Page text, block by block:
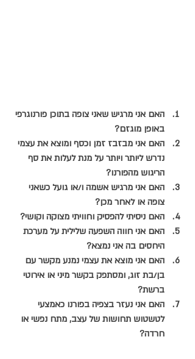
האם אני מרגיש שאני צופה בתוכן פורנוגרפי
באופן מוגזם?
האם אני מבזבז זמן וכסף ומוצא את עצמי
נדרש ליותר ויותר על מנת לעלות את סף
הריגוש מהפורנו?
האם אני מרגיש אשמה ו/או גועל כשאני
צופה או לאחר מכן?
האם ניסיתי להפסיק וחוויתי מצוקה וקושי?
האם אני חווה השפעה שלילית על מערכת
היחסים בה אני נמצא?
האם אני מוצא את עצמי נמנע מקשר עם
בן/בת זוג, ומסתפק בקשר מיני או אירוטי
ברשת?
האם אני נעזר בצפיה בפורנו כאמצעי
לטשטוש תחושות של עצב, מתח נפשי או
חרדה?